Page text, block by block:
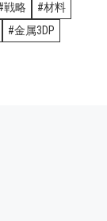
戦略
材料
金属3DP